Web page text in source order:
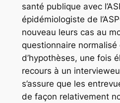
santé publique avec
épidémiologiste de
nouveau leurs cas au
questionnaire normalisé
d’hypothèses, une fois
recours à un
s’assure que les
de façon relativement